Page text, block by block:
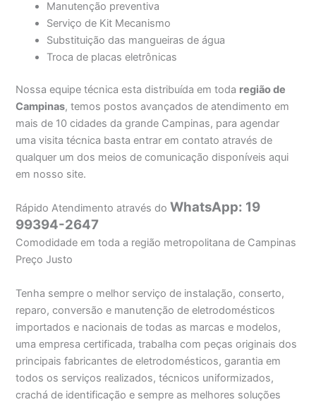
Manutenção preventiva
Serviço de Kit Mecanismo
Substituição das mangueiras de água
Troca de placas eletrônicas
Nossa equipe técnica esta distribuída em toda região de
Campinas, temos postos avançados de atendimento em
mais de 10 cidades da grande Campinas, para agendar
uma visita técnica basta entrar em contato através de
qualquer um dos meios de comunicação disponíveis aqui
em nosso site.
Rápido Atendimento através do WhatsApp: 19
99394-2647
Comodidade em toda a região metropolitana de Campinas
Preço Justo
Tenha sempre o melhor serviço de instalação, conserto,
reparo, conversão e manutenção de eletrodomésticos
importados e nacionais de todas as marcas e modelos,
uma empresa certificada, trabalha com peças originais dos
principais fabricantes de eletrodomésticos, garantia em
todos os serviços realizados, técnicos uniformizados,
crachá de identificação e sempre as melhores soluções